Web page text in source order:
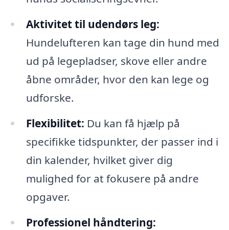
Aktivitet til udendørs leg:
Hundelufteren kan tage din hund med
ud på legepladser, skove eller andre
åbne områder, hvor den kan lege og
udforske.
Flexibilitet: Du kan få hjælp på
specifikke tidspunkter, der passer ind i
din kalender, hvilket giver dig
mulighed for at fokusere på andre
opgaver.
Professionel håndtering: